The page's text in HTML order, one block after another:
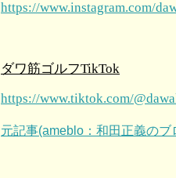
https://www.instagram.com/
ダワ筋ゴルフTikTok
https://www.tiktok.com/
元記事(ameblo：和田正義のブ